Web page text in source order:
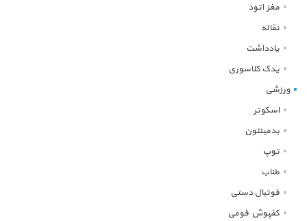
مغز اتود
نقاله
یادداشت
یدک کلاسوری
ورزشی
اسکوتر
بدمینتون
توپ
طناب
فوتبال دستی
کفپوش فومی